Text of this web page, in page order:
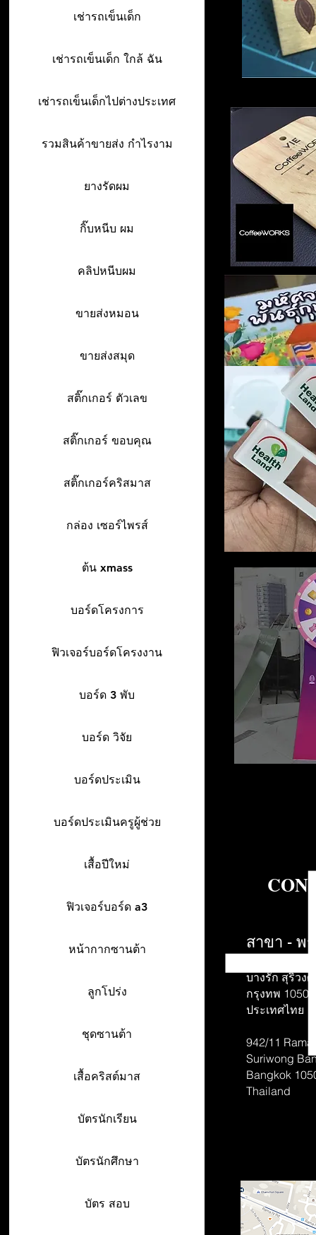
เช่ารถเข็นเด็ก
เช่ารถเข็นเด็ก ใกล้ ฉัน
เช่ารถเข็นเด็กไปต่างประเทศ
รวมสินค้าขายส่ง กำไรงาม
ยางรัดผม
กิ๊บหนีบ ผม
คลิปหนีบผม
ขายส่งหมอน
ขายส่งสมุด
สติ๊กเกอร์ ตัวเลข
สติ๊กเกอร์ ขอบคุณ
สติ๊กเกอร์คริสมาส
กล่อง เซอร์ไพรส์
ต้น xmass
บอร์ดโครงการ
ฟิวเจอร์บอร์ดโครงงาน
บอร์ด 3 พับ
บอร์ด วิจัย
บอร์ดประเมิน
บอร์ดประเมินครูผู้ช่วย
เสื้อปีใหม่
ฟิวเจอร์บอร์ด a3
หน้ากากซานต้า
ลูกโปร่ง
ชุดซานต้า
เสื้อคริสต์มาส
บัตรนักเรียน
บัตรนักศึกษา
บัตร สอบ
สาขา - พ
บางรัก สุริวงศ์
กรุงทพ 10500
ประเทศไทย
942/11 Rama
Suriwong
Bangkok
Thailand